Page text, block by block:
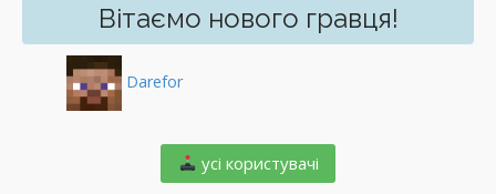
Вітаємо нового гравця!
Darefor
️ усі користувачі